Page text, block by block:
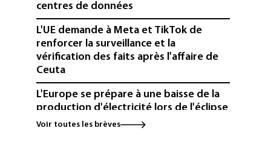
centres de données
L'UE demande à Meta et TikTok de
renforcer la surveillance et la
vérification des faits après l'affaire de
Ceuta
L'Europe se prépare à une baisse de la
production d'électricité lors de l'éclipse
solaire
Voir toutes les brèves